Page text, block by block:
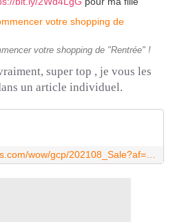
votre shopping de "Rentrée" !
super top , je vous les
un article individuel.